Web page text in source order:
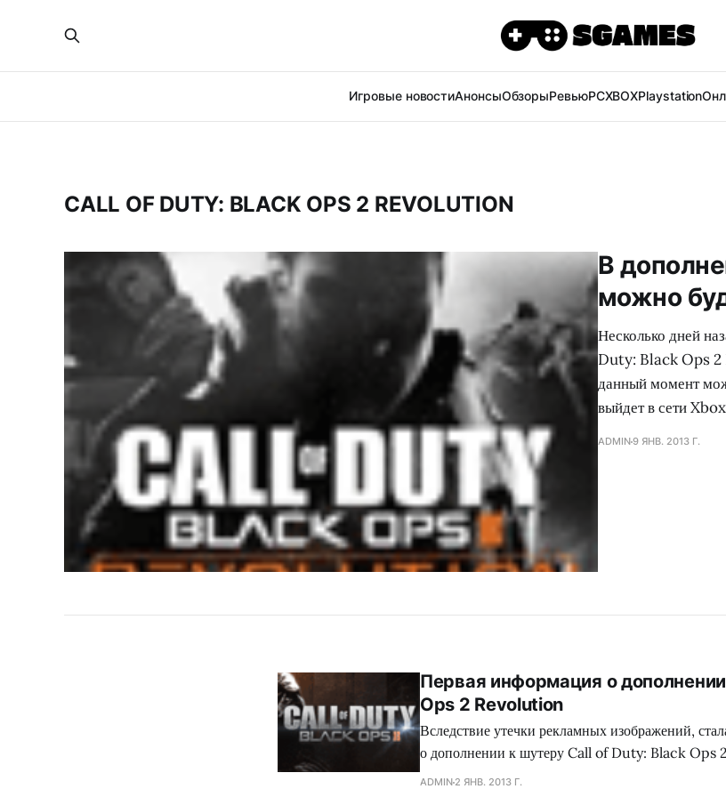
Игровые новостиАнонсыОбзорыРевьюPCXBOXPlaystation
CALL OF DUTY: BLACK OPS 2 REVOLUTION
В
можно
Несколько дней
Duty: Black Ops 2
данный момент
выйдет в сети
ADMIN9 ЯНВ. 2013 Г.
Первая информация о
Ops 2 Revolution
Вследствие утечки рекламных изображений,
о дополнении к шутеру Call of Duty: Black Ops
Если верить фотографии, которая расположена
ADMIN 2 ЯНВ. 2013 Г.